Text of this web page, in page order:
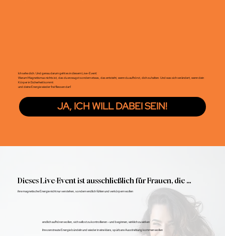
Ich sehe dich. Und genau darum geht es in diesem Live-Event:
Warum Magnetismus nichts ist, das du erzeugst sondern etwas, das entsteht, wenn du aufhörst, dich zu halten. Und was sich verändert, wenn dein
Körper in Sicherheit kommt
und deine Energie wieder frei fliessen darf.
JA, ICH WILL DABEI SEIN!
Dieses Live-Event ist ausschließlich für Frauen, die …
ihre magnetische Energie nicht nur verstehen, sondern endlich fühlen und verkörpern wollen
endlich aufhören wollen, sich selbst zu kontrollieren – und beginnen, wirklich zu wirken
ihre zerstreute Energie bündeln und wieder in eine klare, spürbare Ausstrahlung kommen wollen